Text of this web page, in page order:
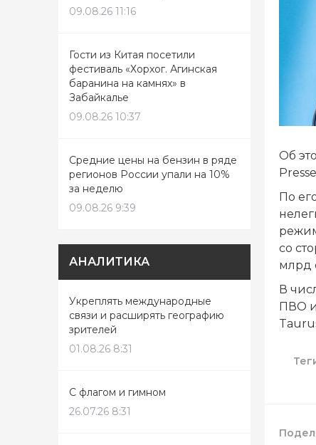
09.08.26 11:16
Гости из Китая посетили
фестиваль «Хорхог. Агинская
баранина на камнях» в
Забайкалье
09.08.26 10:37
Средние цены на бензин в ряде
регионов России упали на 10%
за неделю
09.08.26 9:39
АНАЛИТИКА
Укреплять международные
связи и расширять географию
зрителей
01.08.26 8:31
С флагом и гимном
26.07.26 8:31
Об
По
со
млрд
В
ПВО и